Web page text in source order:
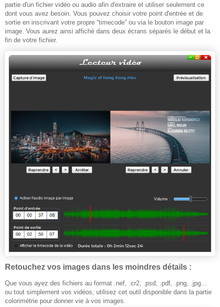
partie d'un fichier vidéo ou audio afin d'extraire et utiliser seulement ce
dont vous avez besoin. Vous pouvez choisir votre point d'entrée et de
sortie en inscrivant votre propre “timecode” ou via le bouton image par
image. Vous aurez ainsi affiché dans deux écrans séparés le début et la
fin de votre fichier.
Retouchez vos images dans les moindres détails :
Que vous ayez des fichiers au format .nef, .cr2, .psd, .pdf, .png, .jpg...
ou tout simplement vos vidéos, utilisez cet outil disponible dans la partie
colorimétrie pour donner vie à vos images.